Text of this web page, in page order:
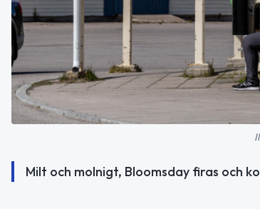
Milt och molnigt, Bloomsday firas och